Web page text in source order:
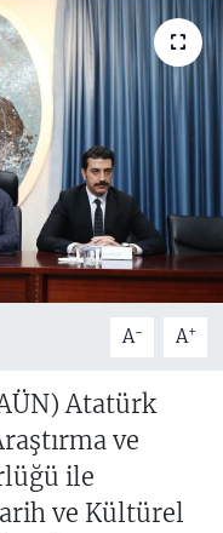
A- A+
Atatürk
ve
ile
ve Kültürel